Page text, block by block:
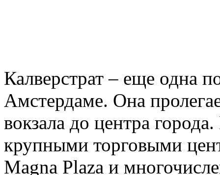
Калверстрат – еще одна
Амстердаме. Она
вокзала до центра
крупными торговыми
Magna Plaza и